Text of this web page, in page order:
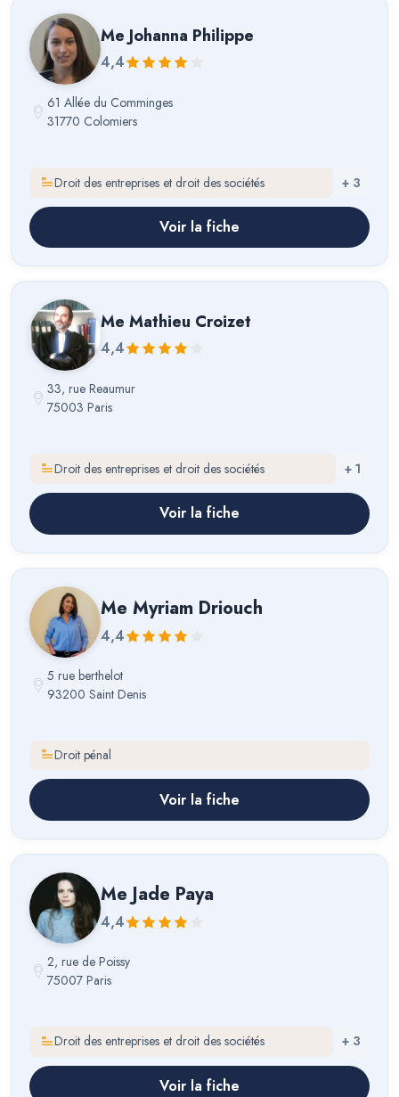
Me Johanna Philippe
4,4
61 Allée du Comminges
31770 Colomiers
Droit des entreprises et droit des sociétés + 3
Voir la fiche
Me Mathieu Croizet
4,4
33, rue Reaumur
75003 Paris
Droit des entreprises et droit des sociétés + 1
Voir la fiche
Me Myriam Driouch
4,4
5 rue berthelot
93200 Saint Denis
Droit pénal
Voir la fiche
Me Jade Paya
4,4
2, rue de Poissy
75007 Paris
Droit des entreprises et droit des sociétés + 3
Voir la fiche